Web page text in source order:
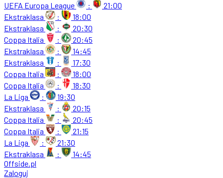
UEFA Europa League
:
21:00
Ekstraklasa
:
18:00
Ekstraklasa
:
20:30
Coppa Italia
:
20:45
Ekstraklasa
:
14:45
Ekstraklasa
:
17:30
Coppa Italia
:
18:00
Coppa Italia
:
18:30
La Liga
:
19:30
Ekstraklasa
:
20:15
Coppa Italia
:
20:45
Coppa Italia
:
21:15
La Liga
:
21:30
Ekstraklasa
:
14:45
Offside.pl
Zaloguj